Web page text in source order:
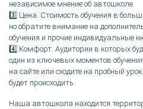
независимое мнение об автошколе.
3️⃣ Цена. Стоимость обучения в
но обратите внимание на
обучения и прочие индивидуальные
4️⃣ Комфорт. Аудитории в которых
один из ключевых моментов
на сайте или сходите на пробный
будет происходить.
Наша автошкола находится